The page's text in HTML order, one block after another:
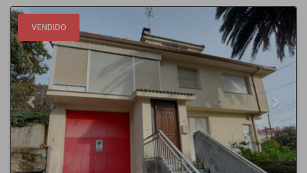
VENDIDO
Previous Next